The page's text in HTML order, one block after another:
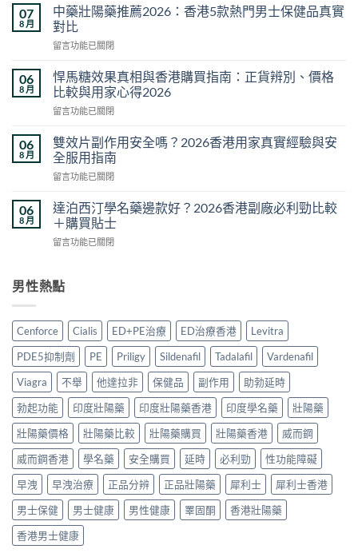
汗
馬
糖
邊
買
正
貨？
2026
港
購
方
與
真
偽
完
整
略〉
中
07
8 月
中藥壯陽藥推薦2026：香港5款熱門男士保健品真實
對比
在
藥
壯
陽
藥
薦
2026：
港
款
熱
男
健
實
對
比〉
中
留言功能已關閉
06
8 月
悍馬糖效果真相與香港購買指南：正貨辨別、價格
比較與用家心得2026
在
馬
糖
效
果
相
與
港
指
貨
辨
別、
價
比
較
與
用
家
心
得
2026〉
中
留言功能已關閉
06
8 月
雙效片副作用安全嗎？2026香港用家真實經驗與安
全服用指南
在
效
片
副
作
全
港
用
家
實
經
驗
與
安
全
服
用
指
南〉
中
留言功能已關閉
06
8 月
達泊西汀學名藥邊款好？2026香港副廠必利勁比較
＋購買貼士
在
西
汀
名
藥
邊
款
好？
2026
香
港
副
廠
必
利
勁
比
較
＋
購
留言功能已關閉
男性熱點
Cenforce Cialis ED+PE治療 ED治療香港
Levitra
PDE5抑制劑
PE Priligy Sildenafil Tadalafil
Vardenafil
Viagra
不舉 他達拉非 保健品 副作用
助勃延時
勃起功能
印度壯陽藥 印度壯陽藥香港 印度學名藥
壯陽藥
壯陽藥價格
壯陽藥比較 壯陽藥購買 壯陽藥香港
威而鋼
威而鋼香港
學名藥 安全購買 延時 必利勁
性功能障礙
早洩
早洩治療 正品分辨 正品壯陽藥 犀利士
犀利士香港
男士保健
男士健康 男性健康 睪固酮
香港壯陽藥
香港男士健康